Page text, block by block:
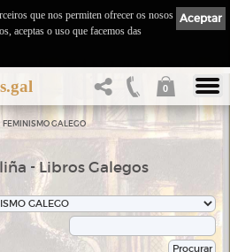
0
FEMINISMO GALEGO
- Libros Galegos
Aceptar
que nos permiten ofrecer os nosos
aceptas o uso que facemos das